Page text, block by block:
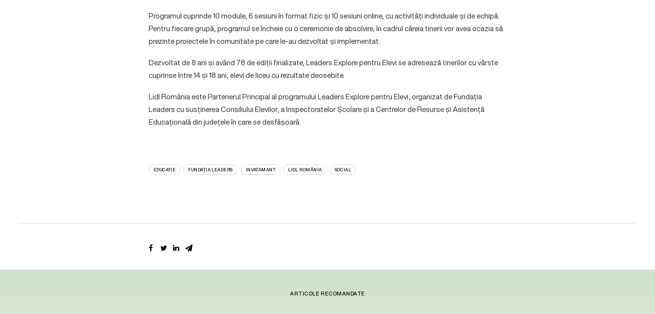
Programul cuprinde 10 module, 6 sesiuni în format fizic și 10 sesiuni online, cu activități individuale și de echipă.
Pentru fiecare grupă, programul se încheie cu o ceremonie de absolvire, în cadrul căreia tinerii vor avea ocazia să
prezinte proiectele în comunitate pe care le-au dezvoltat și implementat.
Dezvoltat de 8 ani și având 78 de ediții finalizate, Leaders Explore pentru Elevi se adresează tinerilor cu vârste
cuprinse între 14 și 18 ani, elevi de liceu cu rezultate deosebite.
Lidl România este Partenerul Principal al programului Leaders Explore pentru Elevi, organizat de Fundația
Leaders cu susținerea Consiliului Elevilor, a Inspectoratelor Școlare și a Centrelor de Resurse și Asistență
Educațională din județele în care se desfășoară.
EDUCATIE FUNDAȚIA LEADERS INVATAMANT LIDL ROMÂNIA SOCIAL
ARTICOLE RECOMANDATE